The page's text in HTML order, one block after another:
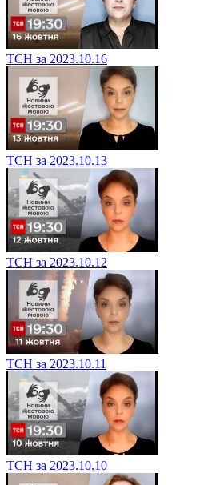
ТСН за 2023.10.16
ТСН за 2023.10.13
ТСН за 2023.10.12
ТСН за 2023.10.11
ТСН за 2023.10.10